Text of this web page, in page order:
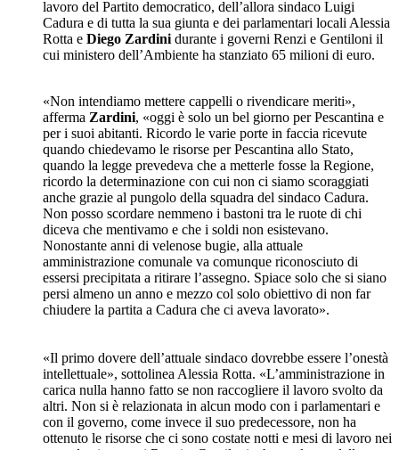
lavoro del Partito democratico, dell’allora sindaco Luigi
Cadura e di tutta la sua giunta e dei parlamentari locali Alessia
Rotta e Diego Zardini durante i governi Renzi e Gentiloni il
cui ministero dell’Ambiente ha stanziato 65 milioni di euro.
«Non intendiamo mettere cappelli o rivendicare meriti»,
afferma Zardini, «oggi è solo un bel giorno per Pescantina e
per i suoi abitanti. Ricordo le varie porte in faccia ricevute
quando chiedevamo le risorse per Pescantina allo Stato,
quando la legge prevedeva che a metterle fosse la Regione,
ricordo la determinazione con cui non ci siamo scoraggiati
anche grazie al pungolo della squadra del sindaco Cadura.
Non posso scordare nemmeno i bastoni tra le ruote di chi
diceva che mentivamo e che i soldi non esistevano.
Nonostante anni di velenose bugie, alla attuale
amministrazione comunale va comunque riconosciuto di
essersi precipitata a ritirare l’assegno. Spiace solo che si siano
persi almeno un anno e mezzo col solo obiettivo di non far
chiudere la partita a Cadura che ci aveva lavorato».
«Il primo dovere dell’attuale sindaco dovrebbe essere l’onestà
intellettuale», sottolinea Alessia Rotta. «L’amministrazione in
carica nulla hanno fatto se non raccogliere il lavoro svolto da
altri. Non si è relazionata in alcun modo con i parlamentari e
con il governo, come invece il suo predecessore, non ha
ottenuto le risorse che ci sono costate notti e mesi di lavoro nei